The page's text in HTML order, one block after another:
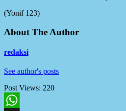
(Yonif 123)
About The Author
redaksi
See author's posts
Post Views: 220